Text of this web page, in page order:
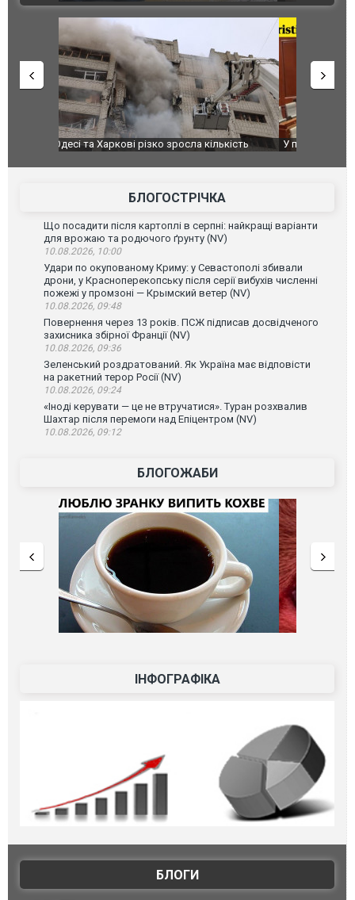
У парламенті Косово прем'єра закидали яйцями
Приїхав
до
зіркового
БЛОГОСТРІЧКА
Що посадити після картоплі в серпні: найкращі варіанти
для врожаю та родючого ґрунту (NV)
10.08.2026, 10:00
Удари по окупованому Криму: у Севастополі збивали
дрони, у Красноперекопську після серії вибухів численні
пожежі у промзоні — Крымский ветер (NV)
10.08.2026, 09:48
Повернення через 13 років. ПСЖ підписав досвідченого
захисника збірної Франції (NV)
10.08.2026, 09:36
Зеленський роздратований. Як Україна має відповісти
на ракетний терор Росії (NV)
10.08.2026, 09:24
«Іноді керувати — це не втручатися». Туран розхвалив
Шахтар після перемоги над Епіцентром (NV)
10.08.2026, 09:12
БЛОГОЖАБИ
ІНФОГРАФІКА
БЛОГИ